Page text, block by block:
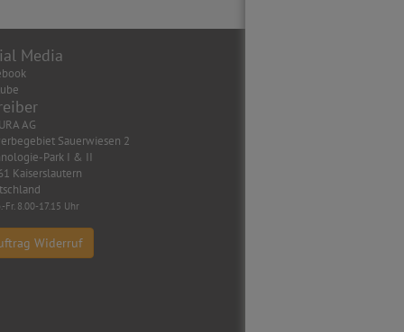
Media
AG
Sauerwiesen 2
Park I & II
Kaiserslautern
Fr. 8.00-17.15 Uhr
Widerruf